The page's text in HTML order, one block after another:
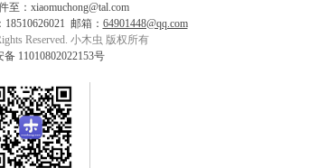
：xiaomuchong@tal.com
邮箱： 64901448@qq.com
Reserved. 小木虫 版权所有
11010802022153号